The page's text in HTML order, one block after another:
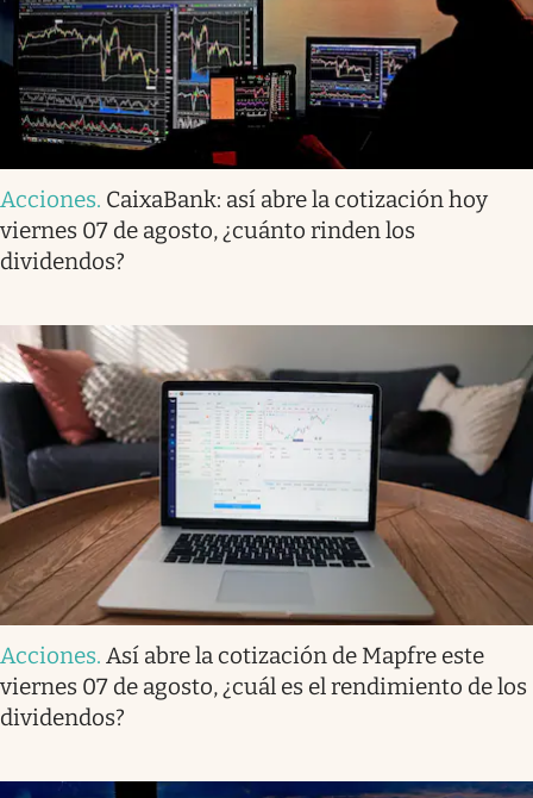
Acciones. CaixaBank: así abre la cotización hoy
viernes 07 de agosto, ¿cuánto rinden los
dividendos?
Acciones. Así abre la cotización de Mapfre este
viernes 07 de agosto, ¿cuál es el rendimiento de los
dividendos?